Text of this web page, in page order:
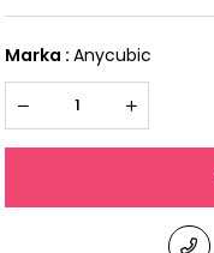
Marka : Anycubic